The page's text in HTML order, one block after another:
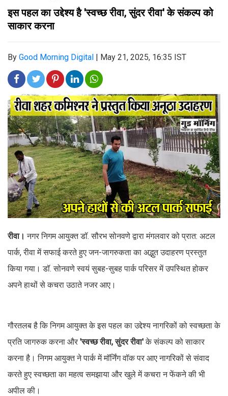
इस पहल का उद्देश्य है 'स्वच्छ रीवा, सुंदर रीवा' के संकल्प को
साकार करना
By Good Morning Digital | May 21, 2025, 16:35 IST
रीवा।नगर निगम आयुक्त डॉ. सौरभ सोनवणे द्वारा मंगलवार को प्रात: अटल
पार्क, रीवा में सफाई करते हुए जन-जागरुकता का अद्भुत उदाहरण प्रस्तुत
किया गया। डॉ. सोनवणे स्वयं सुबह-सुबह पार्क परिसर में उपस्थित होकर
अपने हाथों से कचरा उठाते नजर आए।
गौरतलब है कि निगम आयुक्त के इस पहल का उद्देश्य नागरिकों को स्वच्छता के
प्रति जागरुक करना और 'स्वच्छ रीवा, सुंदर रीवा'के संकल्प को साकार
करना है। निगम आयुक्त ने पार्क में मॉर्निंग वॉक पर आए नागरिकों से संवाद
करते हुए स्वच्छता का महत्व समझाया और खुले में कचरा न फेंकने की भी
अपील की।